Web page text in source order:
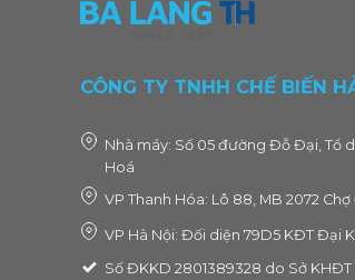
CÔNG TY TNHH CHẾ BIẾN
Nhà máy: Số 05 đường Đỗ Đại, Tổ
Hoá
VP Thanh Hóa: Lô 88, MB 2072
VP Hà Nội: Đối diện 79D5 KĐT Đại
Số ĐKKD 2801389328 do Sở